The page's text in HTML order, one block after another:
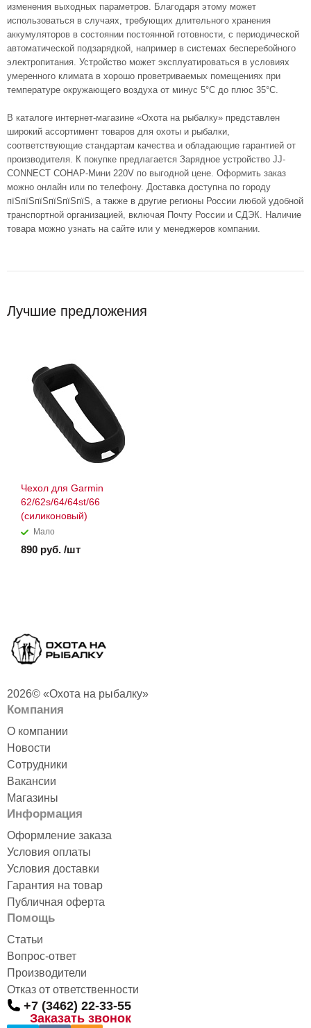
изменения выходных параметров. Благодаря этому может
использоваться в случаях, требующих длительного хранения
аккумуляторов в состоянии постоянной готовности, с периодической
автоматической подзарядкой, например в системах бесперебойного
электропитания. Устройство может эксплуатироваться в условиях
умеренного климата в хорошо проветриваемых помещениях при
температуре окружающего воздуха от минус 5°C до плюс 35°С.
В каталоге интернет-магазине «Охота на рыбалку» представлен
широкий ассортимент товаров для охоты и рыбалки,
соответствующие стандартам качества и обладающие гарантией от
производителя. К покупке предлагается Зарядное устройство JJ-
CONNECT СОНАР-Мини 220V по выгодной цене. Оформить заказ
можно онлайн или по телефону. Доставка доступна по городу
пїЅпїЅпїЅпїЅпїЅпїЅ, а также в другие регионы России любой удобной
транспортной организацией, включая Почту России и СДЭК. Наличие
товара можно узнать на сайте или у менеджеров компании.
Лучшие предложения
Чехол для Garmin
62/62s/64/64st/66
(силиконовый)
Мало
890 руб. /шт
2026© «Охота на рыбалку»
Компания
О компании
Новости
Сотрудники
Вакансии
Магазины
Информация
Оформление заказа
Условия оплаты
Условия доставки
Гарантия на товар
Публичная оферта
Помощь
Статьи
Вопрос-ответ
Производители
Отказ от ответственности
+7 (3462) 22-33-55
Заказать звонок